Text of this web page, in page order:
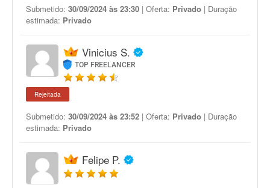
Submetido: 30/09/2024 às 23:30 | Oferta: Privado | Duração
estimada: Privado
Vinicius S.
TOP FREELANCER
Rejeitada
Submetido: 30/09/2024 às 23:52 | Oferta: Privado | Duração
estimada: Privado
Felipe P.